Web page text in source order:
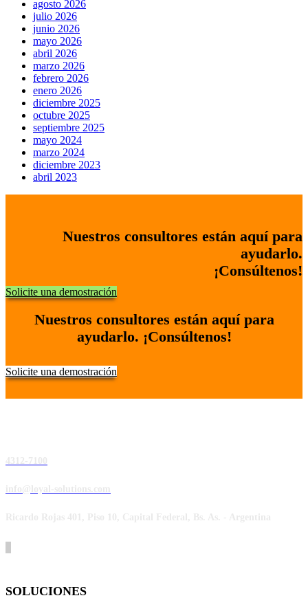
agosto 2026
julio 2026
junio 2026
mayo 2026
abril 2026
marzo 2026
febrero 2026
enero 2026
diciembre 2025
octubre 2025
septiembre 2025
mayo 2024
marzo 2024
diciembre 2023
abril 2023
Nuestros consultores están aquí para
ayudarlo.
¡Consúltenos!
Solicite una demostración
Nuestros consultores están aquí para
ayudarlo. ¡Consúltenos!
Solicite una demostración
SOLUCIONES